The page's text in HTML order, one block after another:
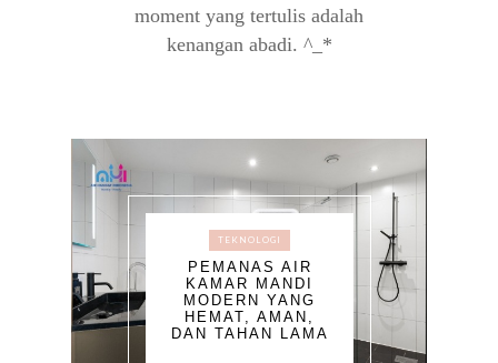
moment yang tertulis adalah
kenangan abadi. ^_*
TEKNOLOGI
PEMANAS AIR
KAMAR MANDI
MODERN YANG
HEMAT, AMAN,
DAN TAHAN LAMA